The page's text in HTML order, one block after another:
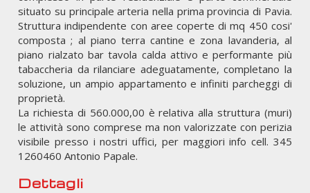
situato su principale arteria nella prima provincia di Pavia.
Struttura indipendente con aree coperte di mq 450 cosi'
composta ; al piano terra cantine e zona lavanderia, al
piano rialzato bar tavola calda attivo e performante più
tabaccheria da rilanciare adeguatamente, completano la
soluzione, un ampio appartamento e infiniti parcheggi di
proprietà.
La richiesta di 560.000,00 è relativa alla struttura (muri)
le attività sono comprese ma non valorizzate con perizia
visibile presso i nostri uffici, per maggiori info cell. 345
1260460 Antonio Papale.
Dettagli